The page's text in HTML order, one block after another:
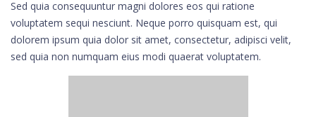
Sed quia consequuntur magni dolores eos qui ratione
voluptatem sequi nesciunt. Neque porro quisquam est, qui
dolorem ipsum quia dolor sit amet, consectetur, adipisci velit,
sed quia non numquam eius modi quaerat voluptatem.